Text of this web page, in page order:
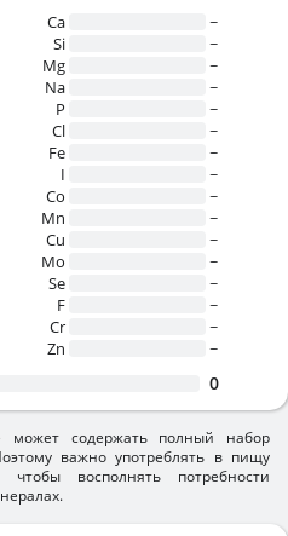
Ca
~
Si
~
Mg
~
Na
~
P
~
Cl
~
Fe
~
I
~
Co
~
Mn
~
Cu
~
Mo
~
Se
~
F
~
Cr
~
Zn
~
0
может содержать полный набор
важно употреблять в пищу
чтобы восполнять потребности